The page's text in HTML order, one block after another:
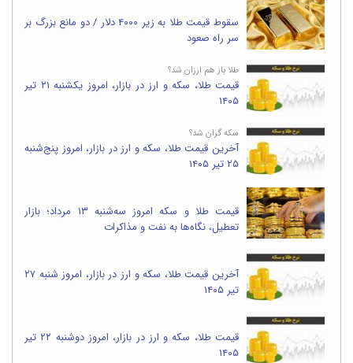
سقوط قیمت طلا به زیر ۴۰۰۰ دلار / دو مانع بزرگ بر
سر راه صعود
طلا باز هم ارزان شد؟
قیمت طلا، سکه و ارز در بازار، امروز یکشنبه ۲۱ تیر
۱۴۰۵
سکه گران شد؟
آخرین قیمت طلا، سکه و ارز در بازار، امروز پنج‌شنبه
۲۵ تیر ۱۴۰۵
قیمت طلا و سکه امروز سه‌شنبه ۱۳ مرداد؛ بازار
تعطیل، نگاه‌ها به نفت و مذاکرات
آخرین قیمت طلا، سکه و ارز در بازار، امروز شنبه ۲۷
تیر ۱۴۰۵
قیمت طلا، سکه و ارز در بازار، امروز دوشنبه ۲۲ تیر
۱۴۰۵